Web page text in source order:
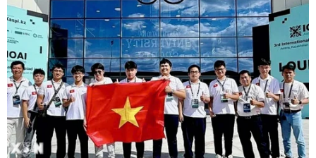
Hà Nội: 5 ngày liên tiếp không ghi nhận ca
mắc COVID trong cộng đồng
29/09/2021 23:51
Tính tới sáng 30/9, đã 5 ngày liên tiếp và bước sang